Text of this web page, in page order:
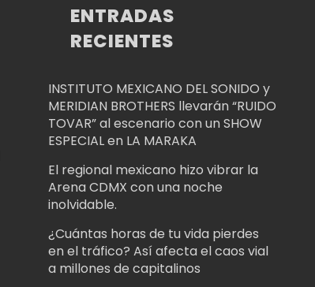
ENTRADAS
RECIENTES
INSTITUTO MEXICANO DEL SONIDO y
MERIDIAN BROTHERS llevarán “RUIDO
TOVAR” al escenario con un SHOW
ESPECIAL en LA MARAKA
El regional mexicano hizo vibrar la
Arena CDMX con una noche
inolvidable.
¿Cuántas horas de tu vida pierdes
en el tráfico? Así afecta el caos vial
a millones de capitalinos